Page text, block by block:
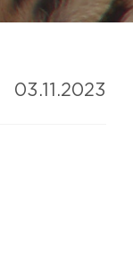
03.11.2023